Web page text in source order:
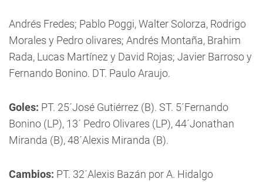
Andrés Fredes; Pablo Poggi, Walter Solorza, Rodrigo
Morales y Pedro olivares; Andrés Montaña, Brahim
Rada, Lucas Martínez y David Rojas; Javier Barroso y
Fernando Bonino. DT. Paulo Araujo.
Goles: PT. 25´José Gutiérrez (B). ST. 5´Fernando
Bonino (LP), 13´ Pedro Olivares (LP), 44´Jonathan
Miranda (B), 48´Alexis Miranda (B).
Cambios: PT. 32´Alexis Bazán por A. Hidalgo